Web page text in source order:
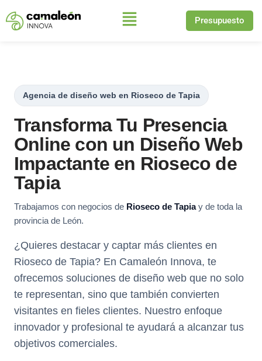
Saltar
Presupuesto
Agencia de diseño web en Rioseco de Tapia
Transforma Tu Presencia
Online con un Diseño Web
Impactante en Rioseco de
Tapia
Trabajamos con negocios de Rioseco de Tapiay de toda la
provincia de León.
¿Quieres destacar y captar más clientes en
Rioseco de Tapia? En Camaleón Innova, te
ofrecemos soluciones de diseño web que no solo
te representan, sino que también convierten
visitantes en fieles clientes. Nuestro enfoque
innovador y profesional te ayudará a alcanzar tus
objetivos comerciales.